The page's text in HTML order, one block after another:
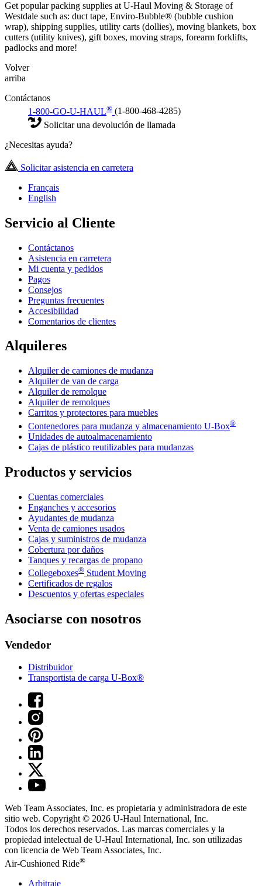
Get popular packing supplies at U-Haul Moving & Storage of
Westdale such as: duct tape, Enviro-Bubble® (bubble cushion
wrap), shipping supplies, utility carts (dollies), moving blankets, box
cutters (utility knives), gift boxes, moving straps, forearm forklifts,
padlocks and more!
Volver
arriba
Contáctanos
1-800-GO-U-HAUL® (1-800-468-4285)
Solicitar una devolución de llamada
¿Necesitas ayuda?
Solicitar asistencia en carretera
Français
English
Servicio al Cliente
Contáctanos
Asistencia en carretera
Mi cuenta y pedidos
Pagos
Consejos
Preguntas frecuentes
Accesibilidad
Comentarios de clientes
Alquileres
Alquiler de camiones de mudanza
Alquiler de van de carga
Alquiler de remolque
Alquiler de remolques
Carritos y protectores para muebles
Contenedores para mudanza y almacenamiento U-Box®
Unidades de autoalmacenamiento
Cajas de plástico reutilizables para mudanzas
Productos y servicios
Cuentas comerciales
Enganches y accesorios
Ayudantes de mudanza
Venta de camiones usados
Cajas y suministros de mudanza
Cobertura por daños
Tanques y recargas de propano
Collegeboxes® Student Moving
Certificados de regalos
Descuentos y ofertas especiales
Asociarse con nosotros
Vendedor
Distribuidor
Transportista de carga U-Box®
Web Team Associates, Inc. es propietaria y administradora de este
sitio web. Copyright © 2026 U-Haul International, Inc.
Todos los derechos reservados. Las marcas comerciales y la
propiedad intelectual de U-Haul International, Inc. son utilizadas
con licencia de Web Team Associates, Inc.
Air-Cushioned Ride®
Arbitraje